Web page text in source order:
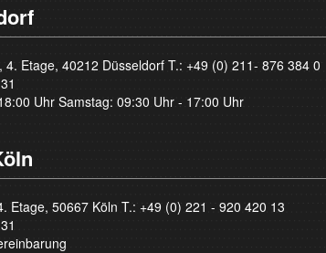
4. Etage, 40212 Düsseldorf T.: +49 (0) 211- 876 384 0
Uhr Samstag: 09:30 Uhr - 17:00 Uhr
Etage, 50667 Köln T.: +49 (0) 221 - 920 420 13